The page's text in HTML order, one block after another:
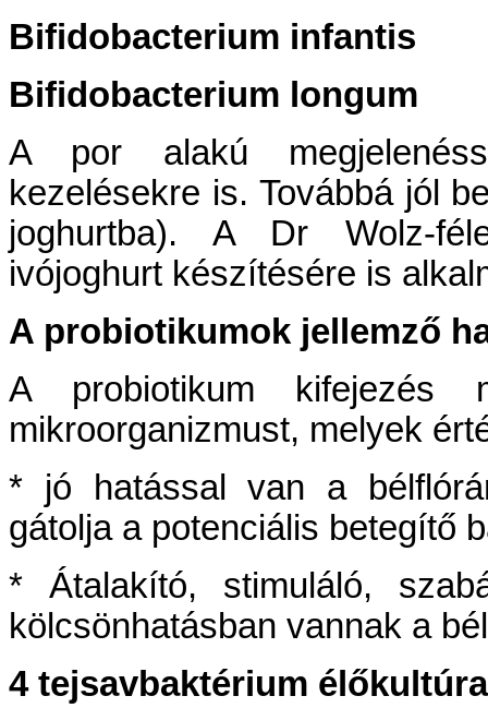
Bifidobacterium infantis
Bifidobacterium longum
A por alakú
kezelésekre is. Továbbá jól
joghurtba). A Dr Wolz-
ivójoghurt készítésére is
A probiotikumok jellemző
A probiotikum kifejezés
mikroorganizmust, melyek
* jó hatással van a
gátolja a potenciális betegítő
* Átalakító, stimuláló,
kölcsönhatásban vannak a
4 tejsavbaktérium